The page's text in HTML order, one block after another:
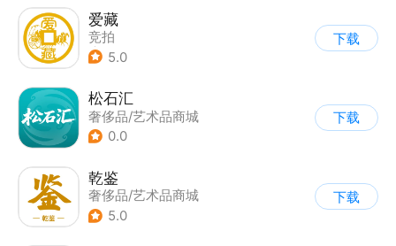
爱藏
竞拍
| 奢侈品/艺术品商城
5.0
下载
松石汇
奢侈品/艺术品商城
0.0
下载
乾鉴
奢侈品/艺术品商城
5.0
下载